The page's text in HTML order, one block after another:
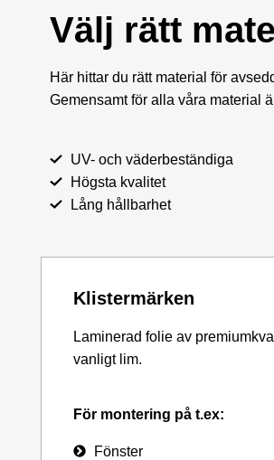
Välj rätt
Här hittar du rätt material för
Gemensamt för alla våra material
UV- och väderbeständiga
Högsta kvalitet
Lång hållbarhet
Klistermärken
Laminerad folie av
vanligt lim.
För montering på t.ex:
Fönster